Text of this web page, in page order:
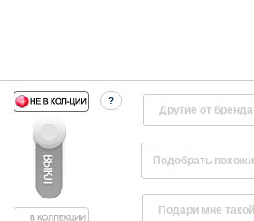
?
Другие от бренда